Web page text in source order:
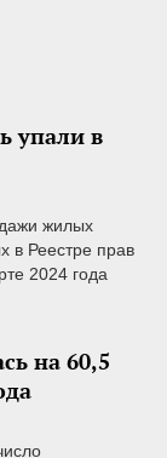
упали в
жилых
в Реестре прав
2024 года
на 60,5